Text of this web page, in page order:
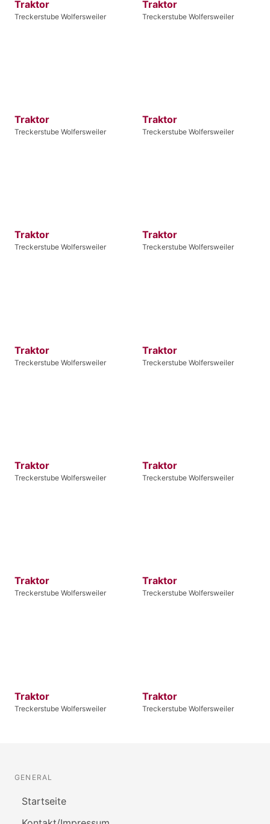
Traktor
Treckerstube Wolfersweiler
Traktor
Treckerstube Wolfersweiler
Traktor
Treckerstube Wolfersweiler
Traktor
Treckerstube Wolfersweiler
Traktor
Treckerstube Wolfersweiler
Traktor
Treckerstube Wolfersweiler
Traktor
Treckerstube Wolfersweiler
Traktor
Treckerstube Wolfersweiler
Traktor
Treckerstube Wolfersweiler
Traktor
Treckerstube Wolfersweiler
Traktor
Treckerstube Wolfersweiler
Traktor
Treckerstube Wolfersweiler
Traktor
Treckerstube Wolfersweiler
Traktor
Treckerstube Wolfersweiler
GENERAL
Startseite